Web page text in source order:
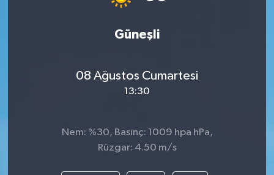
Güneşli
08 Ağustos Cumartesi
13:30
Nem: %30, Basınç: 1009 hpa hPa,
Rüzgar: 4.50 m/s